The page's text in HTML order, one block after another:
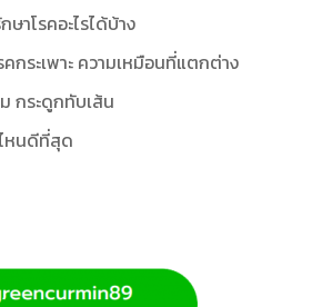
าโรคอะไรได้บ้าง
กระเพาะ ความเหมือนที่แตกต่าง
กระดูกทับเส้น
หนดีที่สุด